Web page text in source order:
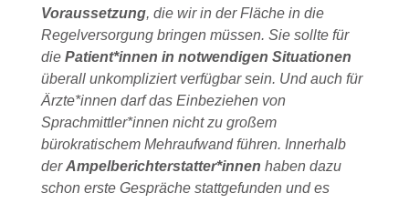
Voraussetzung, die wir in der Fläche in die
Regelversorgung bringen müssen. Sie sollte für
die Patient*innen in notwendigen Situationen
überall unkompliziert verfügbar sein. Und auch für
Ärzte*innen darf das Einbeziehen von
Sprachmittler*innen nicht zu großem
bürokratischem Mehraufwand führen. Innerhalb
derAmpelberichterstatter*innen haben dazu
schon erste Gespräche stattgefunden und es